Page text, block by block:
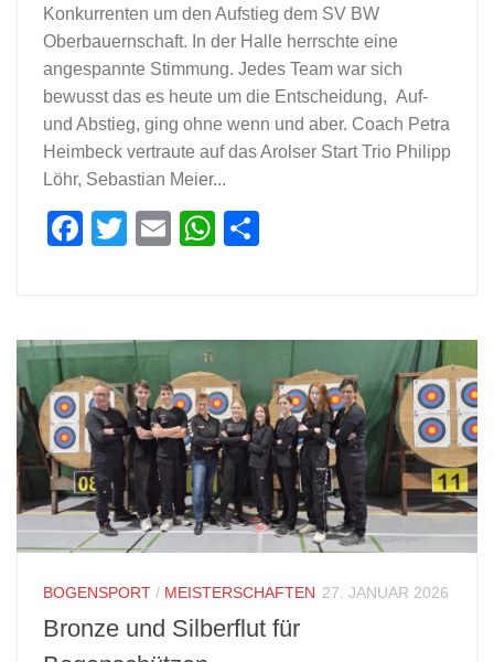
Konkurrenten um den Aufstieg dem SV BW
Oberbauernschaft. In der Halle herrschte eine
angespannte Stimmung. Jedes Team war sich
bewusst das es heute um die Entscheidung, Auf-
und Abstieg, ging ohne wenn und aber. Coach Petra
Heimbeck vertraute auf das Arolser Start Trio Philipp
Löhr, Sebastian Meier...
Facebook
Twitter
EmailWhatsApp
BOGENSPORT / MEISTERSCHAFTEN 27. JANUAR 2026
Bronze und Silberflut für